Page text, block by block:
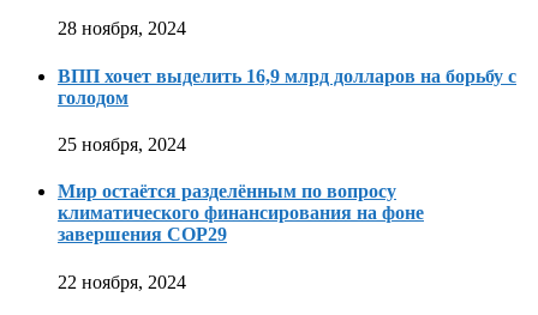
28 ноября, 2024
ВПП хочет выделить 16,9 млрд долларов на борьбу с
голодом
25 ноября, 2024
Мир остаётся разделённым по вопросу
климатического финансирования на фоне
завершения COP29
22 ноября, 2024